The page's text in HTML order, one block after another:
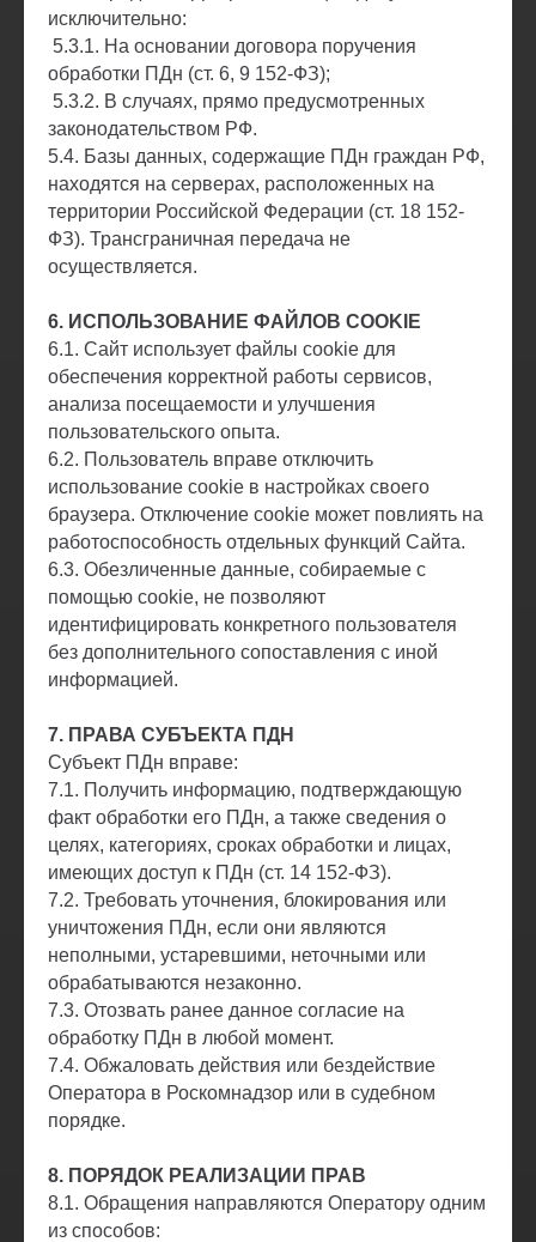
исключительно:
5.3.1. На основании договора поручения
обработки ПДн (ст. 6, 9 152-ФЗ);
5.3.2. В случаях, прямо предусмотренных
законодательством РФ.
5.4. Базы данных, содержащие ПДн граждан РФ,
находятся на серверах, расположенных на
территории Российской Федерации (ст. 18 152-
ФЗ). Трансграничная передача не
осуществляется.
6. ИСПОЛЬЗОВАНИЕ ФАЙЛОВ COOKIE
6.1. Сайт использует файлы cookie для
обеспечения корректной работы сервисов,
анализа посещаемости и улучшения
пользовательского опыта.
6.2. Пользователь вправе отключить
использование cookie в настройках своего
браузера. Отключение cookie может повлиять на
работоспособность отдельных функций Сайта.
6.3. Обезличенные данные, собираемые с
помощью cookie, не позволяют
идентифицировать конкретного пользователя
без дополнительного сопоставления с иной
информацией.
7. ПРАВА СУБЪЕКТА ПДН
Субъект ПДн вправе:
7.1. Получить информацию, подтверждающую
факт обработки его ПДн, а также сведения о
целях, категориях, сроках обработки и лицах,
имеющих доступ к ПДн (ст. 14 152-ФЗ).
7.2. Требовать уточнения, блокирования или
уничтожения ПДн, если они являются
неполными, устаревшими, неточными или
обрабатываются незаконно.
7.3. Отозвать ранее данное согласие на
обработку ПДн в любой момент.
7.4. Обжаловать действия или бездействие
Оператора в Роскомнадзор или в судебном
порядке.
8. ПОРЯДОК РЕАЛИЗАЦИИ ПРАВ
8.1. Обращения направляются Оператору одним
из способов: